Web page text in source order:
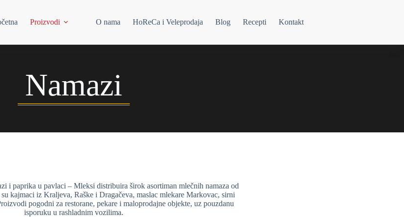
Proizvodi O nama HoReCa i Veleprodaja Blog Recepti Kontakt
Namazi
i paprika u pavlaci – Mleksi distribuira širok asortiman mlečnih namaza od
kajmaci iz Kraljeva, Raške i Dragačeva, maslac mlekare Markovac, sirni
pogodni za restorane, pekare i maloprodajne objekte, uz pouzdanu
isporuku u rashladnim vozilima.